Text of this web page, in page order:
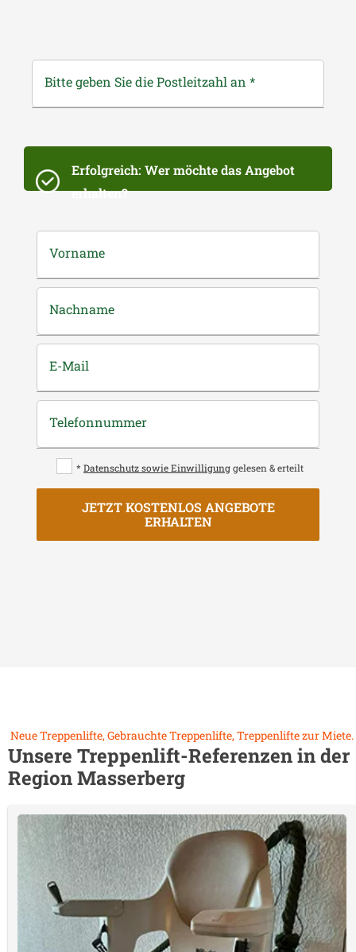
Bitte geben Sie die Postleitzahl an *
Erfolgreich: Wer möchte das Angebot
erhalten?
Vorname
Nachname
E-Mail
Telefonnummer
* Datenschutz sowie Einwilligung gelesen & erteilt
JETZT KOSTENLOS ANGEBOTE
ERHALTEN
Neue Treppenlifte, Gebrauchte Treppenlifte, Treppenlifte zur Miete.
Unsere Treppenlift-Referenzen in der
RegionMasserberg